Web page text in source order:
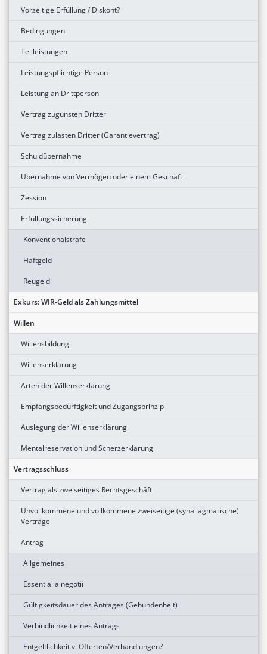
Vorzeitige Erfüllung / Diskont?
Bedingungen
Teilleistungen
Leistungspflichtige Person
Leistung an Drittperson
Vertrag zugunsten Dritter
Vertrag zulasten Dritter (Garantievertrag)
Schuldübernahme
Übernahme von Vermögen oder einem Geschäft
Zession
Erfüllungssicherung
Konventionalstrafe
Haftgeld
Reugeld
Exkurs: WIR-Geld als Zahlungsmittel
Willen
Willensbildung
Willenserklärung
Arten der Willenserklärung
Empfangsbedürftigkeit und Zugangsprinzip
Auslegung der Willenserklärung
Mentalreservation und Scherzerklärung
Vertragsschluss
Vertrag als zweiseitiges Rechtsgeschäft
Unvollkommene und vollkommene zweiseitige (synallagmatische)
Verträge
Antrag
Allgemeines
Essentialia negotii
Gültigkeitsdauer des Antrages (Gebundenheit)
Verbindlichkeit eines Antrags
Entgeltlichkeit v. Offerten/Verhandlungen?